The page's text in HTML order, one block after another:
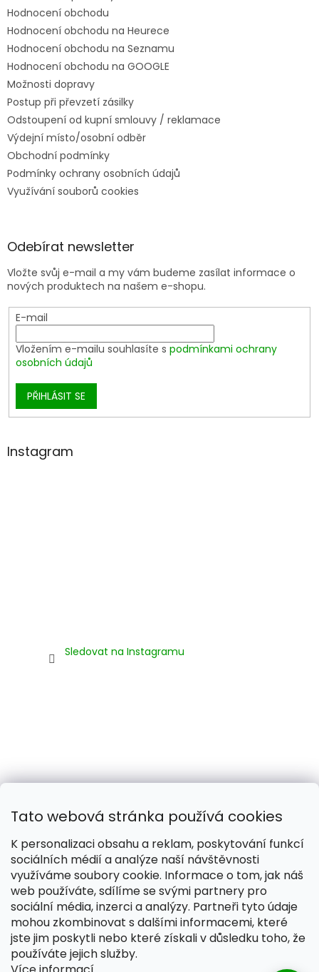
Tato webová stránka používá cookies
K personalizaci obsahu a reklam, poskytování funkcí
sociálních médií a analýze naší návštěvnosti
využíváme soubory cookie. Informace o tom, jak náš
web používáte, sdílíme se svými partnery pro
sociální média, inzerci a analýzy. Partneři tyto údaje
mohou zkombinovat s dalšími informacemi, které
jste jim poskytli nebo které získali v důsledku toho, že
používáte jejich služby.
Hodnocení obchodu
Hodnocení obchodu na Heurece
Hodnocení obchodu na Seznamu
Hodnocení obchodu na GOOGLE
Možnosti dopravy
Postup při převzetí zásilky
Odstoupení od kupní smlouvy / reklamace
Výdejní místo/osobní odběr
Obchodní podmínky
Podmínky ochrany osobních údajů
Využívání souborů cookies
Odebírat newsletter
Vložte svůj e-mail a my vám budeme zasílat informace o
nových produktech na našem e-shopu.
E-mail
Vložením e-mailu souhlasíte s podmínkami ochrany
osobních údajů
PŘIHLÁSIT SE
Instagram
Sledovat na Instagramu
Naše smečka: Silver Needles (Chovatelská stanice)